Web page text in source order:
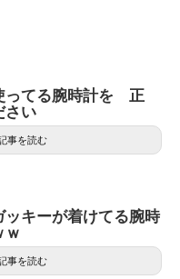
ってる腕時計を 正
い
事を読む
ッキーが着けてる腕時
ｗ
事を読む